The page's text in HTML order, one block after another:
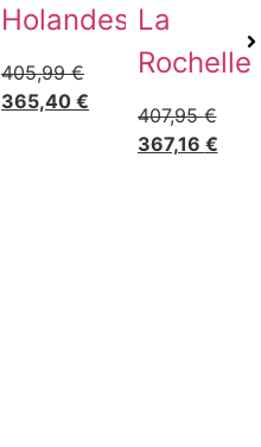
Holandesa
405,99€
365,40 €
La
Rochelle
407,95€
367,16 €